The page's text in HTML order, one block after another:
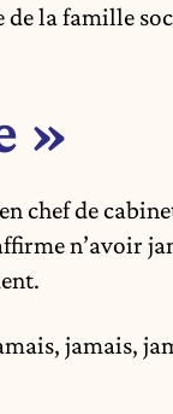
la famille
»
chef de
n’avoir
jamais,